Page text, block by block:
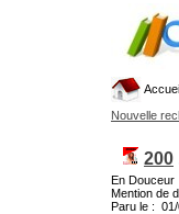
Nouvelle
200
En Douceur
Mention de
Paru le :